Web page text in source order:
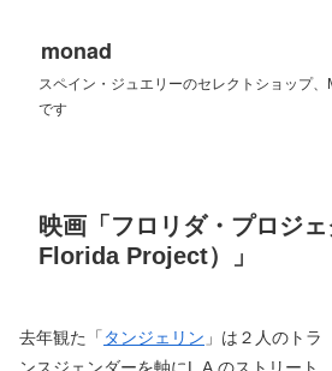
monad
スペイン・ジュエリーのセレクトショップ
です
映画「フロリダ・プロジ
Florida Project）」
去年観た「 タンジェリン 」は２人のトラ